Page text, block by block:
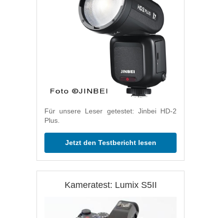
Für unsere Leser getestet: Jinbei HD-2
Plus.
Jetzt den Testbericht lesen
Kameratest: Lumix S5II